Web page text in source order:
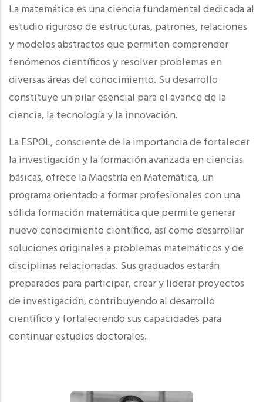
La matemática es una ciencia fundamental dedicada al
estudio riguroso de estructuras, patrones, relaciones
y modelos abstractos que permiten comprender
fenómenos científicos y resolver problemas en
diversas áreas del conocimiento. Su desarrollo
constituye un pilar esencial para el avance de la
ciencia, la tecnología y la innovación.
La ESPOL, consciente de la importancia de fortalecer
la investigación y la formación avanzada en ciencias
básicas, ofrece la Maestría en Matemática, un
programa orientado a formar profesionales con una
sólida formación matemática que permite generar
nuevo conocimiento científico, así como desarrollar
soluciones originales a problemas matemáticos y de
disciplinas relacionadas. Sus graduados estarán
preparados para participar, crear y liderar proyectos
de investigación, contribuyendo al desarrollo
científico y fortaleciendo sus capacidades para
continuar estudios doctorales.